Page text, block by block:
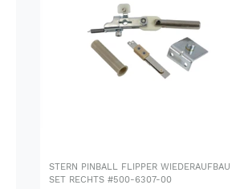
STERN PINBALL FLIPPER WIEDERAUFBAU
SET RECHTS #500-6307-00